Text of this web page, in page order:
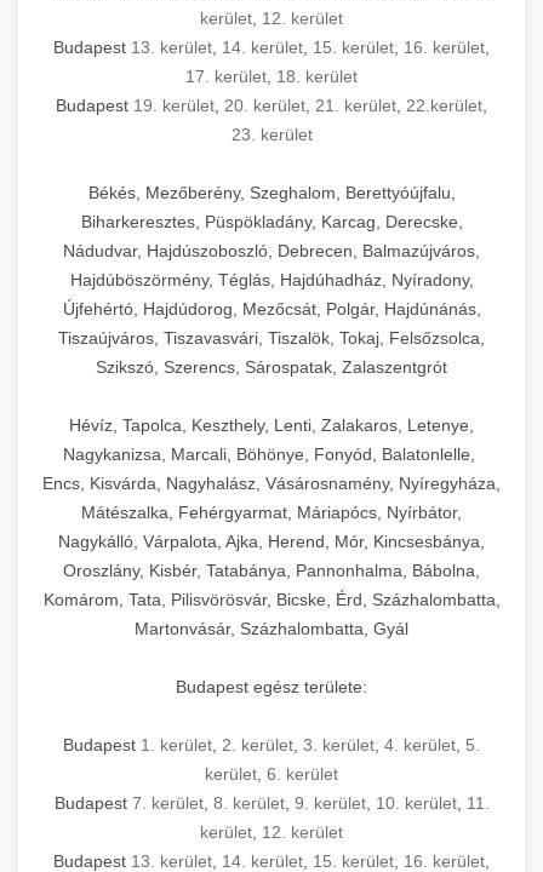
kerület 12. kerület
Budapest 13. kerület 14. kerület 15. kerület 16. kerület
17. kerület 18. kerület
Budapest 19. kerület 20. kerület 21. kerület 22.kerület
23. kerület
Békés, Mezőberény, Szeghalom, Berettyóújfalu,
Biharkeresztes, Püspökladány, Karcag, Derecske,
Nádudvar, Hajdúszoboszló, Debrecen, Balmazújváros,
Hajdúböszörmény, Téglás, Hajdúhadház, Nyíradony,
Újfehértó, Hajdúdorog, Mezőcsát, Polgár, Hajdúnánás,
Tiszaújváros, Tiszavasvári, Tiszalök, Tokaj, Felsőzsolca,
Szikszó, Szerencs, Sárospatak, Zalaszentgrót
Hévíz, Tapolca, Keszthely, Lenti, Zalakaros, Letenye,
Nagykanizsa, Marcali, Böhönye, Fonyód, Balatonlelle,
Encs, Kisvárda, Nagyhalász, Vásárosnamény, Nyíregyháza,
Mátészalka, Fehérgyarmat, Máriapócs, Nyírbátor,
Nagykálló, Várpalota, Ajka, Herend, Mór, Kincsesbánya,
Oroszlány, Kisbér, Tatabánya, Pannonhalma, Bábolna,
Komárom, Tata, Pilisvörösvár, Bicske, Érd, Százhalombatta,
Martonvásár, Százhalombatta, Gyál
Budapest egész területe:
Budapest 1. kerület 2. kerület 3. kerület 4. kerület 5.
kerület 6. kerület
Budapest 7. kerület, 8. kerület, 9. kerület, 10. kerület, 11.
kerület 12. kerület
Budapest 13. kerület 14. kerület 15. kerület 16. kerület